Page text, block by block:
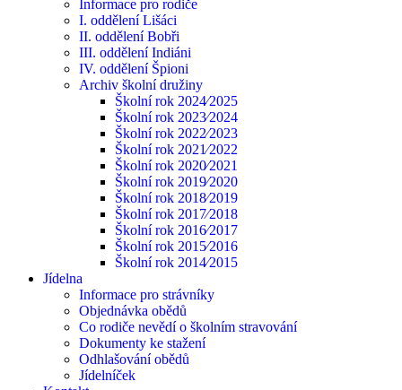
Informace pro rodiče
I. oddělení Lišáci
II. oddělení Bobři
III. oddělení Indiáni
IV. oddělení Špioni
Archiv školní družiny
Školní rok 2024⁄2025
Školní rok 2023⁄2024
Školní rok 2022⁄2023
Školní rok 2021⁄2022
Školní rok 2020⁄2021
Školní rok 2019⁄2020
Školní rok 2018⁄2019
Školní rok 2017⁄2018
Školní rok 2016⁄2017
Školní rok 2015⁄2016
Školní rok 2014⁄2015
Jídelna
Informace pro strávníky
Objednávka obědů
Co rodiče nevědí o školním stravování
Dokumenty ke stažení
Odhlašování obědů
Jídelníček